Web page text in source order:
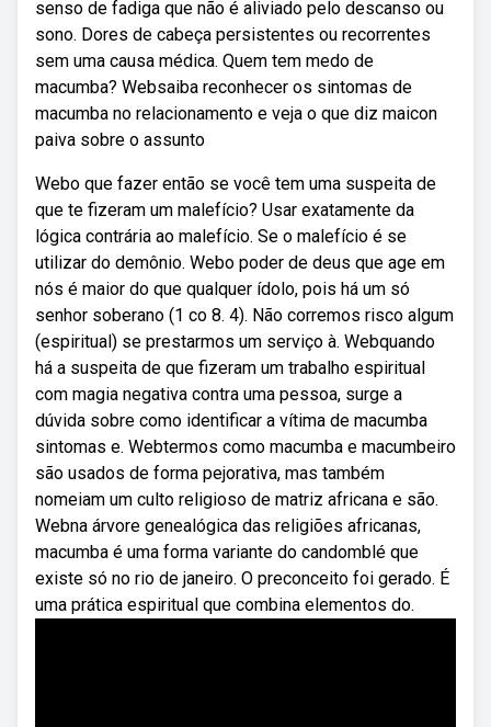
senso de fadiga que não é aliviado pelo descanso ou
sono. Dores de cabeça persistentes ou recorrentes
sem uma causa médica. Quem tem medo de
macumba? Websaiba reconhecer os sintomas de
macumba no relacionamento e veja o que diz maicon
paiva sobre o assunto
Webo que fazer então se você tem uma suspeita de
que te fizeram um malefício? Usar exatamente da
lógica contrária ao malefício. Se o malefício é se
utilizar do demônio. Webo poder de deus que age em
nós é maior do que qualquer ídolo, pois há um só
senhor soberano (1 co 8. 4). Não corremos risco algum
(espiritual) se prestarmos um serviço à. Webquando
há a suspeita de que fizeram um trabalho espiritual
com magia negativa contra uma pessoa, surge a
dúvida sobre como identificar a vítima de macumba
sintomas e. Webtermos como macumba e macumbeiro
são usados de forma pejorativa, mas também
nomeiam um culto religioso de matriz africana e são.
Webna árvore genealógica das religiões africanas,
macumba é uma forma variante do candomblé que
existe só no rio de janeiro. O preconceito foi gerado. É
uma prática espiritual que combina elementos do.